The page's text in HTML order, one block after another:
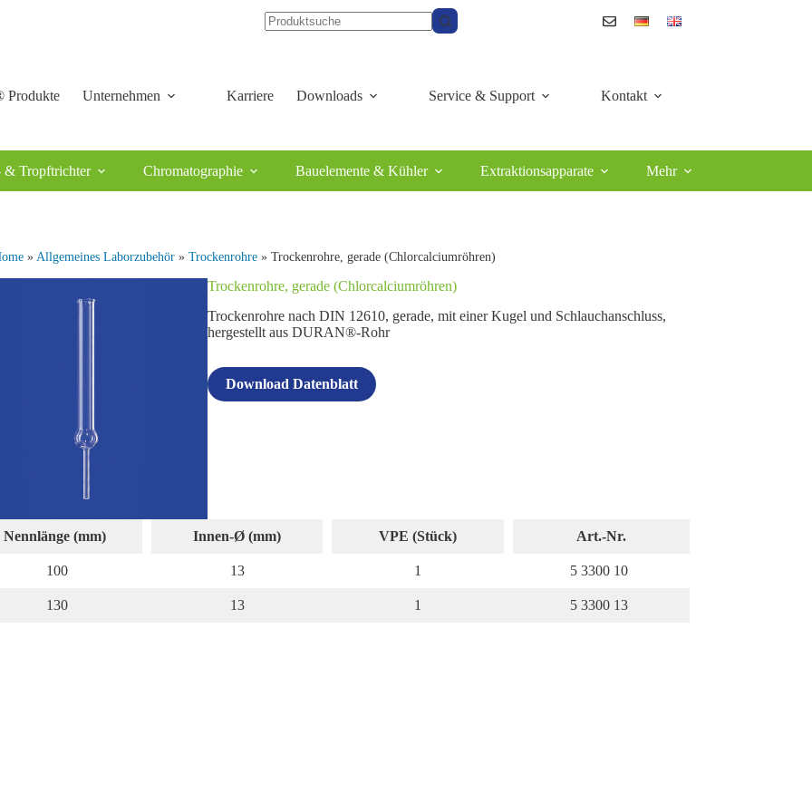
Produkte Unternehmen Karriere Downloads Service & Support Kontakt
& Tropftrichter Chromatographie Bauelemente & Kühler Extraktionsapparate Mehr
»Allgemeines Laborzubehör »Trockenrohre » Trockenrohre, gerade (Chlorcalciumröhren)
Trockenrohre, gerade (Chlorcalciumröhren)
Trockenrohre nach DIN 12610, gerade, mit einer Kugel und Schlauchanschluss,
hergestellt aus DURAN®-Rohr
Download Datenblatt
Nennlänge (mm) Innen‑Ø (mm) VPE (Stück) Art.-Nr.
100 13 1 5 3300 10
130 13 1 5 3300 13